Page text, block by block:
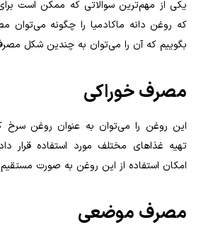
یکی از مهم‌ترین سوالاتی که ممکن است
که روغن دانه ماکادمیا را چگونه می‌توان
بگوییم که آن را می‌توان به چندین شکل
مصرف خوراکی
این روغن را می‌توان به عنوان روغن سرخ
تهیه غذاهای مختلف مورد استفاده قرار
امکان استفاده از این روغن به صورت
مصرف موضعی